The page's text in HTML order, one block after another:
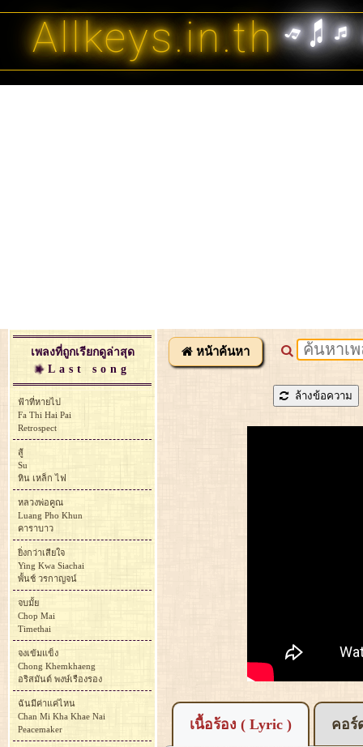
Allkeys.in.th
หน้าค้นหา
ล้างข้อความ
เนื้อร้อง ( Lyric ) คอร์
เพลงที่ถูกเรียกดูล่าสุด
Last song
ฟ้าที่หายไป
Fa Thi Hai Pai
Retrospect
สู้
Su
หิน เหล็ก ไฟ
หลวงพ่อคูณ
Luang Pho Khun
คาราบาว
ยิ่งกว่าเสียใจ
Ying Kwa Siachai
พั้นช์ วรกาญจน์
จบมั้ย
Chop Mai
Timethai
จงเข้มแข็ง
Chong Khemkhaeng
อริสมันต์ พงษ์เรืองรอง
ฉันมีค่าแค่ไหน
Chan Mi Kha Khae Nai
Peacemaker